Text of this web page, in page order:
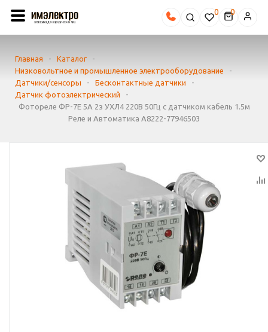
0
Главная - Каталог
-
Низковольтное и промышленное электрооборудование
-
Датчики/сенсоры
- Бесконтактные датчики
-
Датчик фотоэлектрический
-
Фотореле ФР-7Е 5А 2з УХЛ4 220В 50Гц с датчиком кабель 1.5м
Реле и Автоматика A8222-77946503